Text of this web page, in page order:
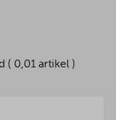
( 0,01 artikel )